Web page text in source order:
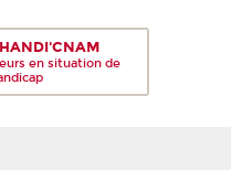
en situation de